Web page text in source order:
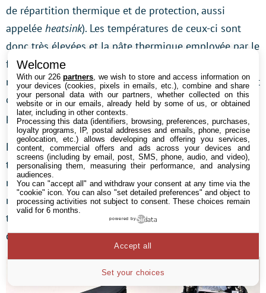
de répartition thermique et de protection, aussi
appelée heatsink). Les températures de ceux-ci sont
donc très élevées et la pâte thermique employée par le
fondeur crée un véritable goulot d’étranglement au
niveau du transfert de chaleur. Ces processeurs ne sont
donc pas vraiment adaptés pour tester les
performances d’un dissipateur.
En revanche, les processeurs sur socket 2011 sont
toujours soudés, c’est donc assez naturellement que
nous avons sélectionné l’un d’entre eux pour monter
notre plateforme de test. Et pas n’importe lequel : le
tout dernier et très haut de gamme Core i7-6950X à 10
coeurs.
Welcome
With our 226partners , we wish to store and access information on
your devices (cookies, pixels in emails, etc.), combine and share
your personal data with our partners, whether collected on this
website or in our emails, already held by some of us, or obtained
later, including in other contexts.
Processing this data (identifiers, browsing, preferences, purchases,
loyalty programs, IP, postal addresses and emails, phone, precise
geolocation, etc.) allows developing and offering you services,
content, commercial offers and ads across your devices and
screens (including by email, post, SMS, phone, audio, and video),
personalising them, measuring their performance, and analysing
audiences.
You can "accept all" and withdraw your consent at any time via the
"cookie" icon. You can also "set detailed preferences" and object to
processing activities not subject to consent. These choices remain
valid for 6 months.
powered by
Set your choices
Accept all